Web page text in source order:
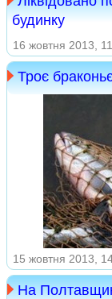
будинку
16 жовтня 2013,
Троє
15 жовтня 2013,
На